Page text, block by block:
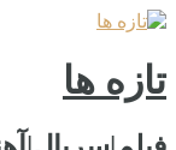
تازه ها